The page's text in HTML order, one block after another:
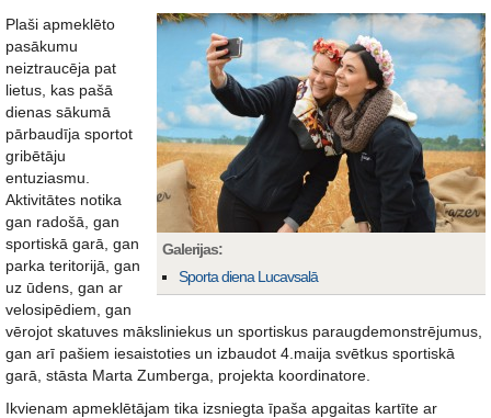
Galerijas:
Sporta diena Lucavsalā
Plaši apmeklēto
pasākumu
neiztraucēja pat
lietus, kas pašā
dienas sākumā
pārbaudīja sportot
gribētāju
entuziasmu.
Aktivitātes notika
gan radošā, gan
sportiskā garā, gan
parka teritorijā, gan
uz ūdens, gan ar
velosipēdiem, gan
vērojot skatuves māksliniekus un sportiskus paraugdemonstrējumus,
gan arī pašiem iesaistoties un izbaudot 4.maija svētkus sportiskā
garā, stāsta Marta Zumberga, projekta koordinatore.
Ikvienam apmeklētājam tika izsniegta īpaša apgaitas kartīte ar